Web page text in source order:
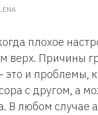
плохое
верх. Причины
это и проблемы,
с другом, а
В любом случае